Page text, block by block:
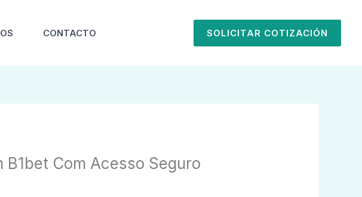
CONTACTO SOLICITAR COTIZACIÓN
B1bet Com Acesso Seguro